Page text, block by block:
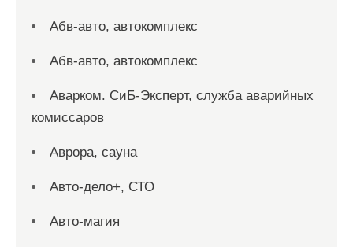
Абв-авто, автокомплекс
Абв-авто, автокомплекс
Аварком. СиБ-Эксперт, служба аварийных
комиссаров
Аврора, сауна
Авто-дело+, СТО
Авто-магия